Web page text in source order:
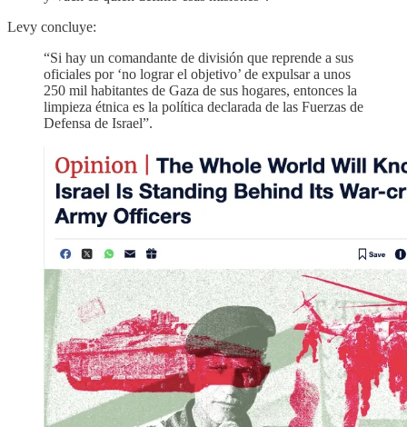
Levy concluye:
“Si hay un comandante de división que reprende a sus
oficiales por ‘no lograr el objetivo’ de expulsar a unos
250 mil habitantes de Gaza de sus hogares, entonces la
limpieza étnica es la política declarada de las Fuerzas de
Defensa de Israel”.